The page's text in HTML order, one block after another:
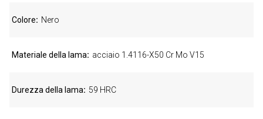
Colore Nero
Materiale della lama acciaio 1.4116-X50 Cr Mo V15
Durezza della lama 59 HRC